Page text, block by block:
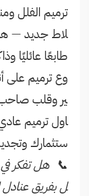
ترميم الفلل
لاط جديد —
طابعًا عائليًا
وع ترميم على
ير وقلب
اول ترميم
ستثمارك
📞 هل تفكر في